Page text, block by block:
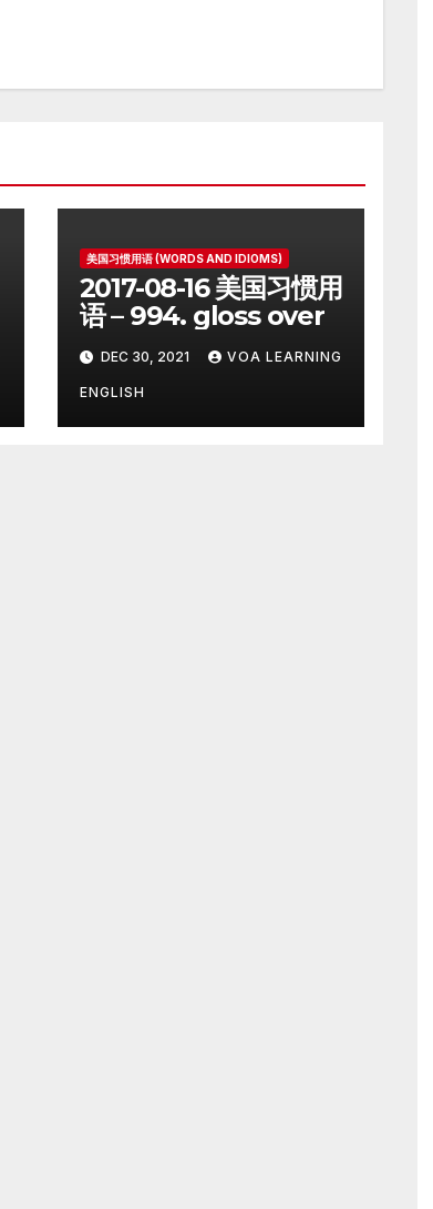
美国习惯用语 (WORDS AND IDIOMS)
2017-08-16 美国习惯用
语 – 994. gloss over
DEC 30, 2021 VOA LEARNING
ENGLISH